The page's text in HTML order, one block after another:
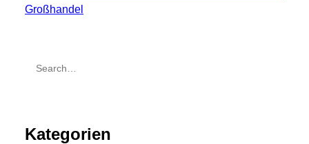
Großhandel
Kategorien